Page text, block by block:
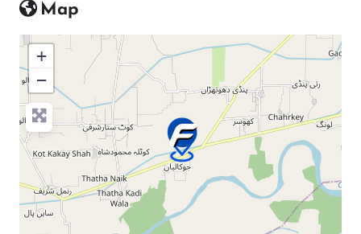
Map
+
−
Press Enter key to search